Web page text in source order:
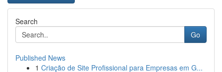
Search
Go
Published News
1 Criação de Site Profissional para Empresas em G...